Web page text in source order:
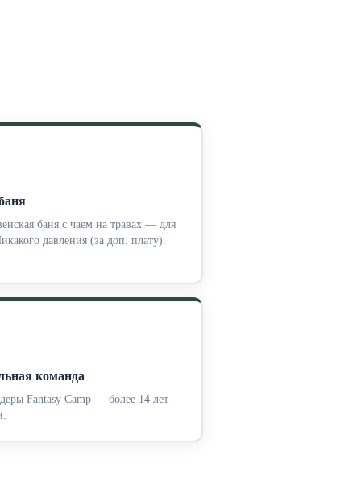
баня с чаем на травах — для
давления (за доп. плату).
команда
Fantasy Camp — более 14 лет